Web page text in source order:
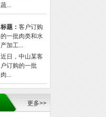
蔬...
标题：客户订购
的一批肉类和水
产加工...
近日，中山某客
户订购的一批
肉...
更多>>